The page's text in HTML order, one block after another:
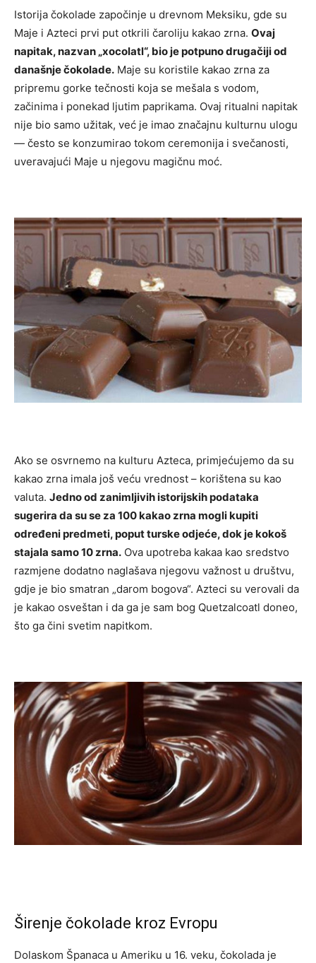
Istorija čokolade započinje u drevnom Meksiku, gde su
Maje i Azteci prvi put otkrili čaroliju kakao zrna. Ovaj
napitak, nazvan „xocolatl“, bio je potpuno drugačiji od
današnje čokolade. Maje su koristile kakao zrna za
pripremu gorke tečnosti koja se mešala s vodom,
začinima i ponekad ljutim paprikama. Ovaj ritualni napitak
nije bio samo užitak, već je imao značajnu kulturnu ulogu
— često se konzumirao tokom ceremonija i svečanosti,
uveravajući Maje u njegovu magičnu moć.
Ako se osvrnemo na kulturu Azteca, primjećujemo da su
kakao zrna imala još veću vrednost – korištena su kao
valuta. Jedno od zanimljivih istorijskih podataka
sugerira da su se za 100 kakao zrna mogli kupiti
određeni predmeti, poput turske odjeće, dok je kokoš
stajala samo 10 zrna. Ova upotreba kakaa kao sredstvo
razmjene dodatno naglašava njegovu važnost u društvu,
gdje je bio smatran „darom bogova“. Azteci su verovali da
je kakao osveštan i da ga je sam bog Quetzalcoatl doneo,
što ga čini svetim napitkom.
Širenje čokolade kroz Evropu
Dolaskom Španaca u Ameriku u 16. veku, čokolada je